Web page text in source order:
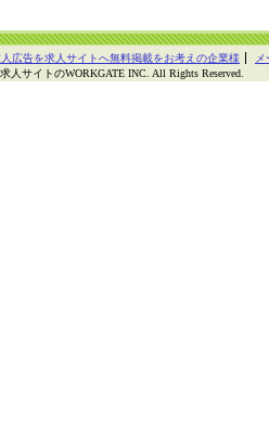
広告を求人サイトへ無料掲載をお考えの企業様
人サイトのWORKGATE INC. All Rights Reserved.